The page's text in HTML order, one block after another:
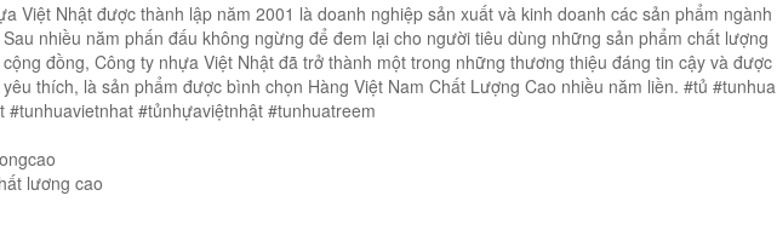
Việt Nhật được thành lập năm 2001 là doanh nghiệp sản xuất và kinh doanh các sản phẩm ngành
nhiều năm phấn đấu không ngừng để đem lại cho người tiêu dùng những sản phẩm chất lượng
đồng, Công ty nhựa Việt Nhật đã trở thành một trong những thương thiệu đáng tin cậy và được
thích, là sản phẩm được bình chọn Hàng Việt Nam Chất Lượng Cao nhiều năm liền. #tủ #tunhua
#tunhuavietnhat #tủnhựaviệtnhật #tunhuatreem
lương cao